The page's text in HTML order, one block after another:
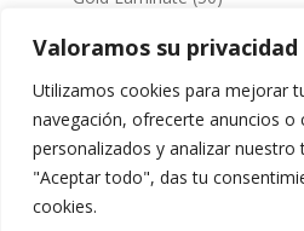
Valoramos su privacidad
Utilizamos cookies para mejorar
navegación, ofrecerte anuncios o
personalizados y analizar nuestro
"Aceptar todo", das tu
cookies.
Suelo laminado Gold
Termos 33
productos